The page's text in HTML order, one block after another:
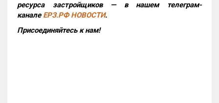
ресурса застройщиков — в нашем телеграм-
канале ЕРЗ.РФ НОВОСТИ.
Присоединяйтесь к нам!